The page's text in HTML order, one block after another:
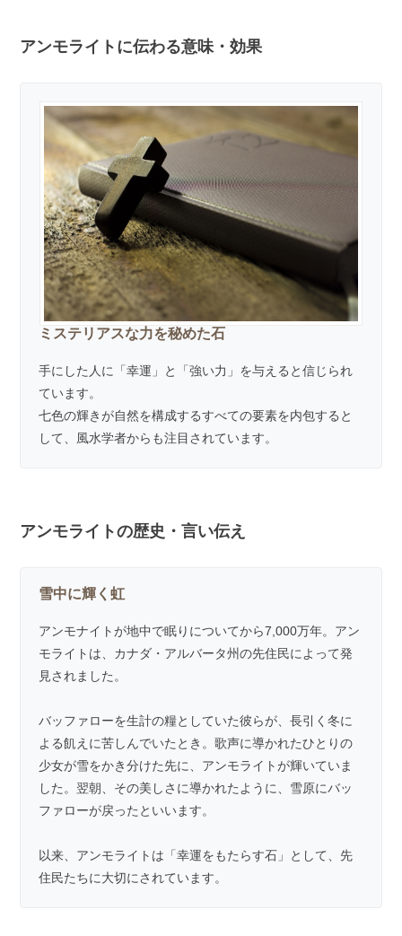
アンモライトに伝わる意味・効果
ミステリアスな力を秘めた石
手にした人に「幸運」と「強い力」を与えると信じられ
ています。
七色の輝きが自然を構成するすべての要素を内包すると
して、風水学者からも注目されています。
アンモライトの歴史・言い伝え
雪中に輝く虹
アンモナイトが地中で眠りについてから7,000万年。アン
モライトは、カナダ・アルバータ州の先住民によって発
見されました。
バッファローを生計の糧としていた彼らが、長引く冬に
よる飢えに苦しんでいたとき。歌声に導かれたひとりの
少女が雪をかき分けた先に、アンモライトが輝いていま
した。翌朝、その美しさに導かれたように、雪原にバッ
ファローが戻ったといいます。
以来、アンモライトは「幸運をもたらす石」として、先
住民たちに大切にされています。